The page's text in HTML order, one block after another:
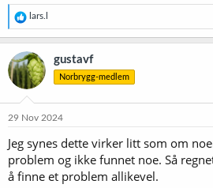
R
e
a
k
s
j
o
e
:
lars.l
gustavf
Norbrygg-medlem
29 Nov 2024
Jeg synes dette virker litt som om
problem og ikke funnet noe. Så
å finne et problem allikevel.